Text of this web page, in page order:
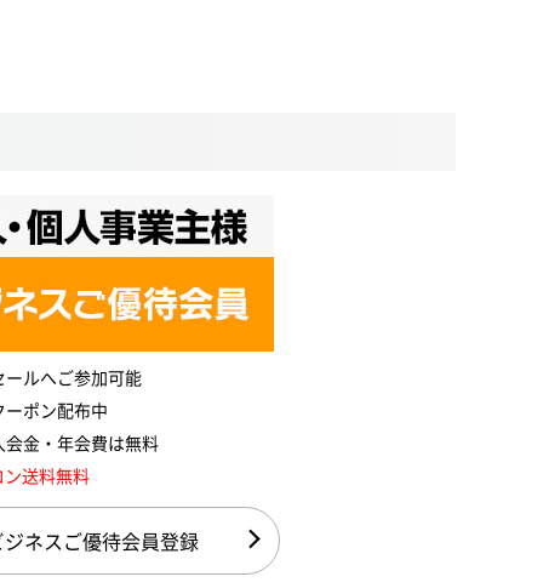
ールへご参加可能
ポン配布中
会金・年会費は無料
ン送料無料
ジネスご優待会員登録